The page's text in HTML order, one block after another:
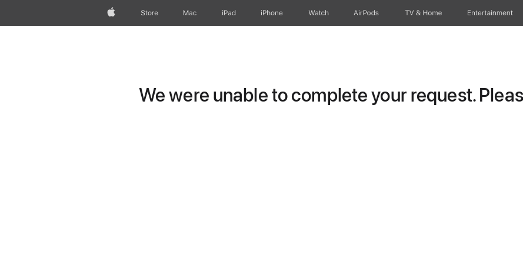
Apple Store Mac iPad iPhone Watch AirPods TV & Home Entertainment
We were unable to complete your request.